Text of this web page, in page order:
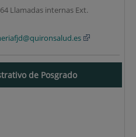
Llamadas internas Ext.
de Posgrado